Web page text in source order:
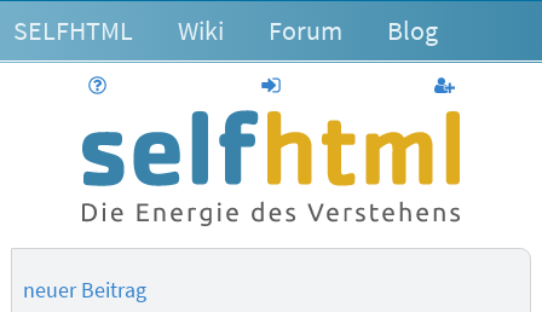
SELFHTML Wiki Forum Blog
anmelden
neuer Beitrag